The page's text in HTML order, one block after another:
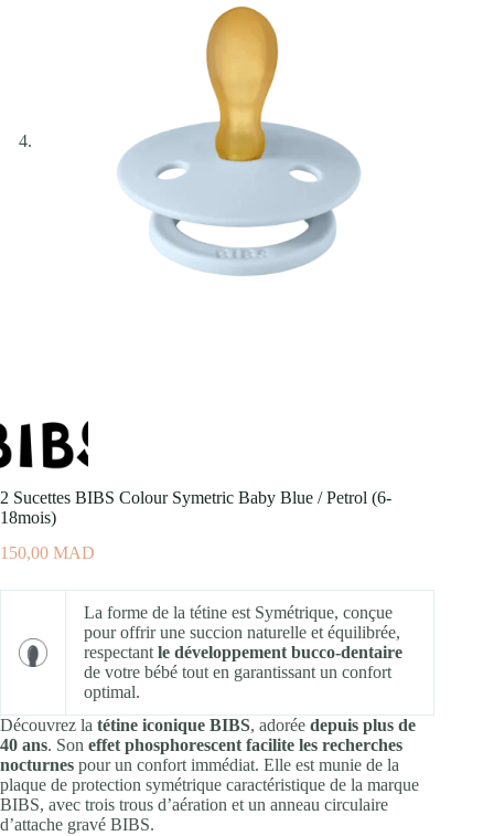
2 Sucettes BIBS Colour Symetric Baby Blue / Petrol (6-
18mois)
150,00 MAD
La forme de la tétine est Symétrique, conçue
pour offrir une succion naturelle et équilibrée,
respectant le développement bucco-dentaire
de votre bébé tout en garantissant un confort
optimal.
Découvrez la tétine iconique BIBS, adorée depuis plus de
40 ans. Son effet phosphorescent facilite les recherches
nocturnes pour un confort immédiat. Elle est munie de la
plaque de protection symétrique caractéristique de la marque
BIBS, avec trois trous d’aération et un anneau circulaire
d’attache gravé BIBS.